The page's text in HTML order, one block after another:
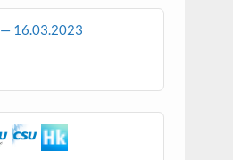
— 16.03.2023